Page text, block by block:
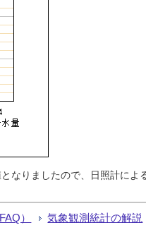
なりましたので、日照計によ
） 気象観測統計の解説